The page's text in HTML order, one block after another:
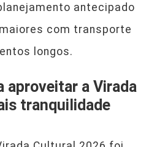
antecipado
com transporte
longos.
aproveitar a Virada
tranquilidade